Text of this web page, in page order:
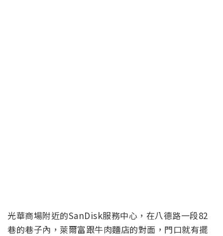
光華商場附近的SanDisk服務中心，在八德路一段82
巷的巷子內，萊爾富跟牛肉麵店的對面，門口就有擺